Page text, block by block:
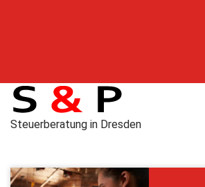
Steuerberatung in Dresden